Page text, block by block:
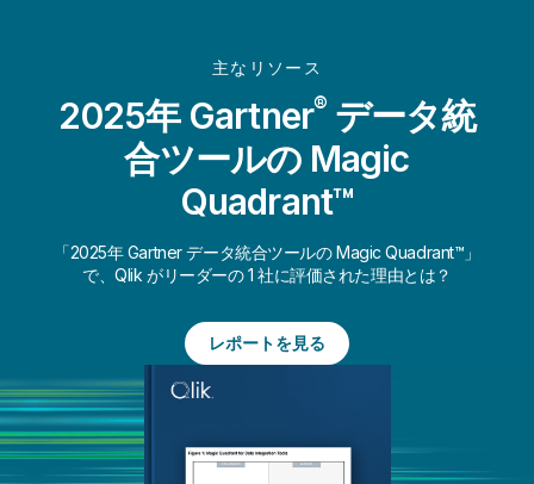
主なリソース
2025年 Gartner®データ統
合ツールの Magic
Quadrant™
「2025年 Gartner データ統合ツールの Magic Quadrant™」
で、Qlik がリーダーの 1 社に評価された理由とは？
レポートを見る